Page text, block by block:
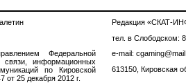
Федеральной
информационных
по Кировской
25 декабря 2012 г.
Редакция «СКАТ-
тел. в Слободском:
e-mail:
613150, Кировская